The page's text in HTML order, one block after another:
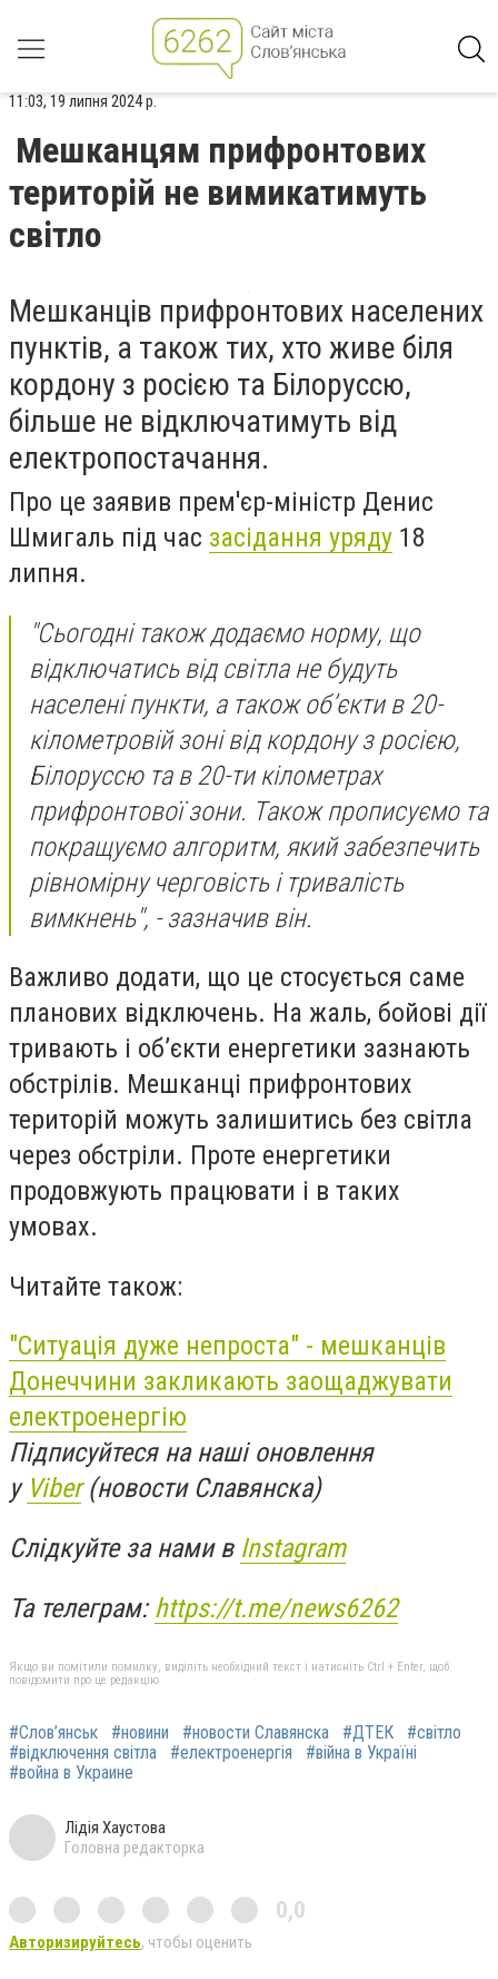
11:03, 19 липня 2024 р.
Мешканцям прифронтових
територій не вимикатимуть
світло
Мешканців прифронтових населених
пунктів, а також тих, хто живе біля
кордону з росією та Білоруссю,
більше не відключатимуть від
електропостачання.
Про це заявив прем'єр-міністр Денис
Шмигаль під час засідання уряду 18
липня.
"Сьогодні також додаємо норму, що
відключатись від світла не будуть
населені пункти, а також об’єкти в 20-
кілометровій зоні від кордону з росією,
Білоруссю та в 20-ти кілометрах
прифронтової зони. Також прописуємо та
покращуємо алгоритм, який забезпечить
рівномірну черговість і тривалість
вимкнень", - зазначив він.
Важливо додати, що це стосується саме
планових відключень. На жаль, бойові дії
тривають і об’єкти енергетики зазнають
обстрілів. Мешканці прифронтових
територій можуть залишитись без світла
через обстріли. Проте енергетики
продовжують працювати і в таких
умовах.
Читайте також:
"Ситуація дуже непроста" - мешканців
Донеччини закликають заощаджувати
електроенергію
Підписуйтеся на наші оновлення
у Viber(новости Славянска)
Слідкуйте за нами в Instagram
Та телеграм: https://t.me/news6262
Якщо ви помітили помилку, виділіть необхідний текст і натисніть Ctrl + Enter, щоб
повідомити про це редакцію
#Слов’янськ #новини #новости Славянска #ДТЕК
#світло
#відключення світла
#електроенергія
#війна в Україні
#война в Украине
Лідія Хаустова
Головна редакторка
0,0
Авторизируйтесь, чтобы оценить